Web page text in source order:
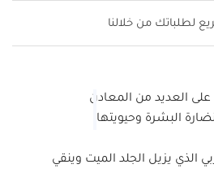
لطلباتك من خلالنا
العديد من المعادن
البشرة وحيويتها
الذي يزيل الجلد الميت وينقي